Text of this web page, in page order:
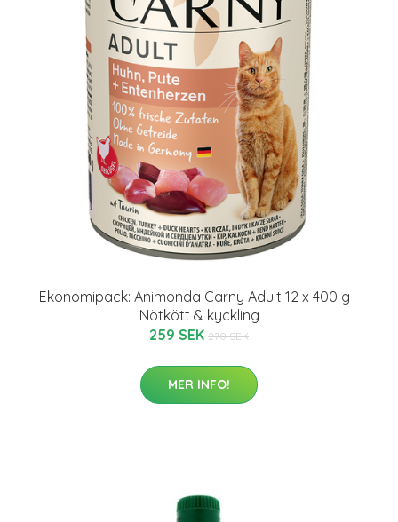
Ekonomipack: Animonda Carny Adult 12 x 400 g -
Nötkött & kyckling
259 SEK 270 SEK
MER INFO!